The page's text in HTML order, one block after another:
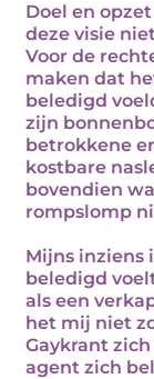
Doel en
deze visie
Voor de
maken dat
beledigd
zijn
betrokkene
kostbare
bovendien
rompslomp
Mijns inziens
beledigd
als een
het mij niet
Gaykrant
agent zich